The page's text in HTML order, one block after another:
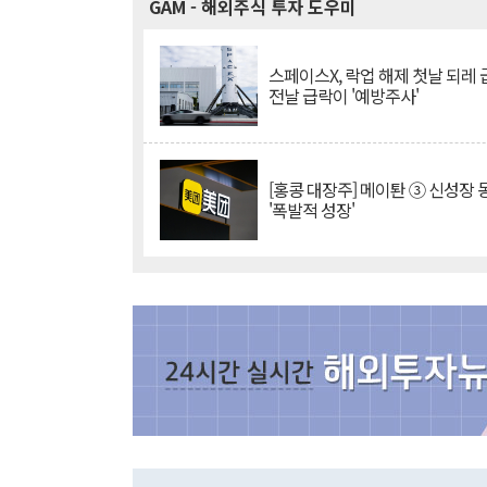
GAM - 해외주식 투자 도우미
스페이스X, 락업 해제 첫날 되레
전날 급락이 '예방주사'
[홍콩 대장주] 메이퇀 ③ 신성장
'폭발적 성장'